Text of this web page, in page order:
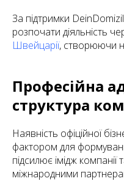
За підтримки
розпочати діяльність
Швейцарії, створюючи
Професійна
структура
Наявність офіційної
фактором для
підсилює імідж компанії
міжнародними